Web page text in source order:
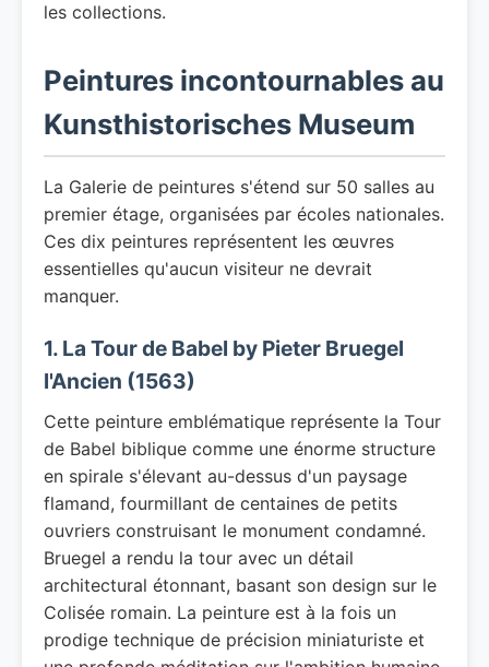
les collections.
Peintures incontournables au
Kunsthistorisches Museum
La Galerie de peintures s'étend sur 50 salles au
premier étage, organisées par écoles nationales.
Ces dix peintures représentent les œuvres
essentielles qu'aucun visiteur ne devrait
manquer.
1. La Tour de Babel by Pieter Bruegel
l'Ancien (1563)
Cette peinture emblématique représente la Tour
de Babel biblique comme une énorme structure
en spirale s'élevant au-dessus d'un paysage
flamand, fourmillant de centaines de petits
ouvriers construisant le monument condamné.
Bruegel a rendu la tour avec un détail
architectural étonnant, basant son design sur le
Colisée romain. La peinture est à la fois un
prodige technique de précision miniaturiste et